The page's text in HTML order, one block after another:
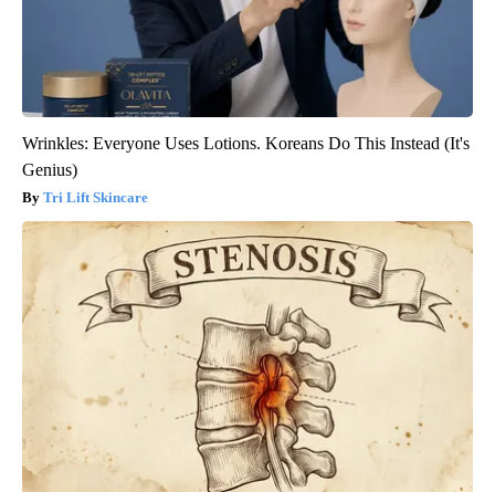
Wrinkles: Everyone Uses Lotions. Koreans Do This Instead (It's
Genius)
Tri Lift Skincare